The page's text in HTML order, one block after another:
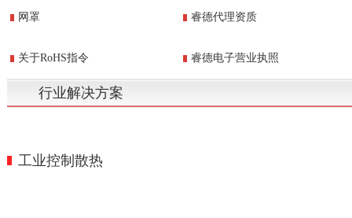
网罩 睿德代理资质
关于RoHS指令 睿德电子营业执照
行业解决方案
工业控制散热